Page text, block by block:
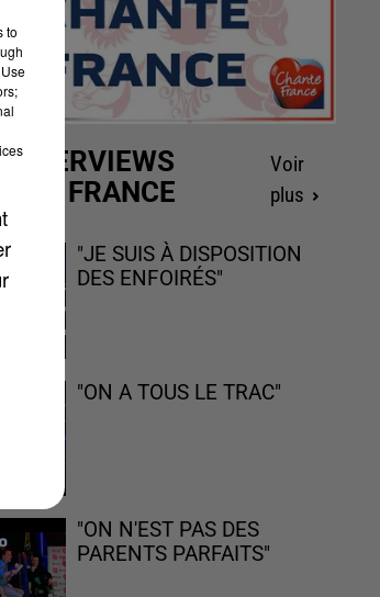
INTERVIEWS
FRANCE
Voir
plus
"JE SUIS À DISPOSITION
DES ENFOIRÉS"
"ON A TOUS LE TRAC"
"ON N'EST PAS DES
PARENTS PARFAITS"
to